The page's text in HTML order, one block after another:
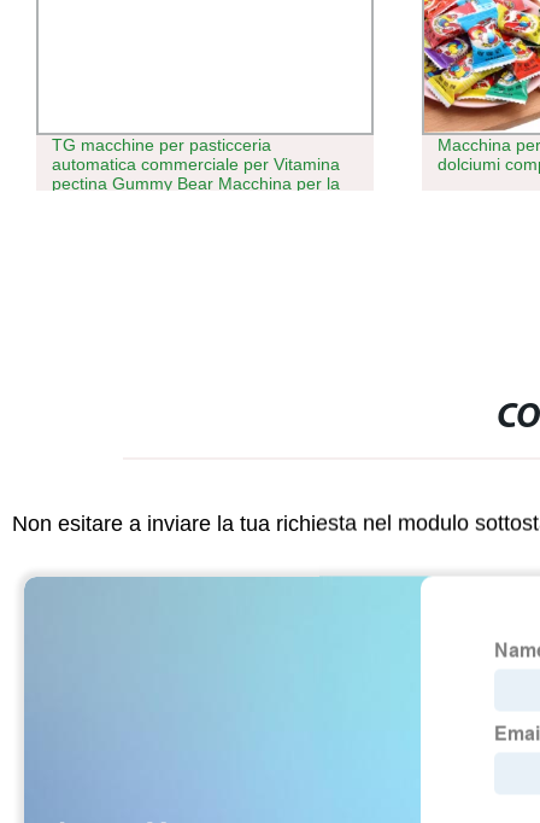
Macchina per l&prime;imballaggio per
dolciumi completamente automatica
Acciaio
caramelle
Non esitare a inviare la tua richiesta nel modulo